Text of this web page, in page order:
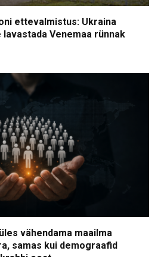
ettevalmistus: Ukraina
Venemaa rünnak
vähendama maailma
samas kui demograafid